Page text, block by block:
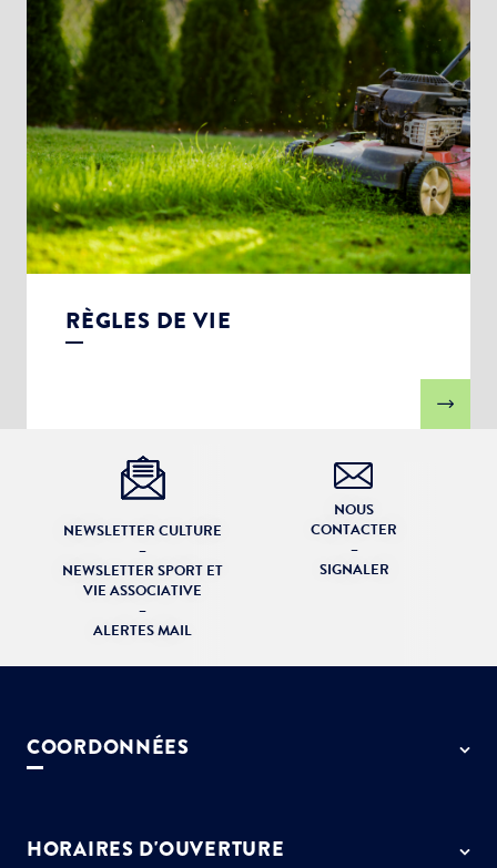
RÈGLES DE VIE
NEWSLETTER CULTURE
–
NEWSLETTER SPORT ET
VIE ASSOCIATIVE
–
ALERTES MAIL
NOUS
CONTACTER
–
SIGNALER
COORDONNÉES
01 64 13 55 55
HORAIRES D'OUVERTURE